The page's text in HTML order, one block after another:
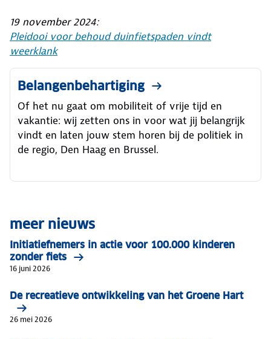
19 november 2024:
Pleidooi voor behoud duinfietspaden vindt
weerklank
Belangenbehartiging
Of het nu gaat om mobiliteit of vrije tijd en
vakantie: wij zetten ons in voor wat jij belangrijk
vindt en laten jouw stem horen bij de politiek in
de regio, Den Haag en Brussel.
meer nieuws
Initiatiefnemers in actie voor 100.000 kinderen
zonder fiets
16 juni 2026
De recreatieve ontwikkeling van het Groene Hart
26 mei 2026